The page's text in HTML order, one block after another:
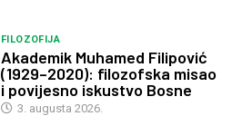
FILOZOFIJA
Akademik Muhamed Filipović
(1929–2020): filozofska misao
i povijesno iskustvo Bosne
3. augusta 2026.